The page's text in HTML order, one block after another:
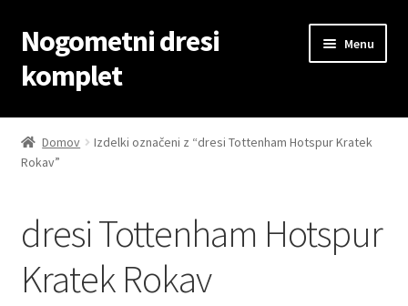
Skip
to
navigation
Skip
to
content
Nogometni dresi
komplet
Menu
Domov
Blog
Domov
Izdelki označeni z “dresi Tottenham Hotspur Kratek
Rokav”
dresi Tottenham Hotspur
Kratek Rokav